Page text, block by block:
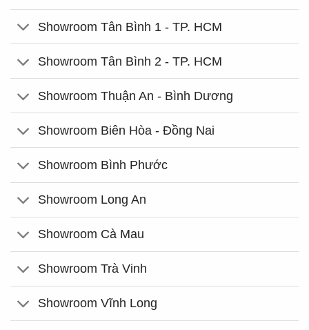
Showroom Tân Bình 1 - TP. HCM
Showroom Tân Bình 2 - TP. HCM
Showroom Thuận An - Bình Dương
Showroom Biên Hòa - Đồng Nai
Showroom Bình Phước
Showroom Long An
Showroom Cà Mau
Showroom Trà Vinh
Showroom Vĩnh Long